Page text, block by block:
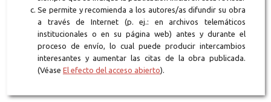
Se permite y recomienda a los autores/as difundir su obra
a través de Internet (p. ej.: en archivos telemáticos
institucionales o en su página web) antes y durante el
proceso de envío, lo cual puede producir intercambios
interesantes y aumentar las citas de la obra publicada.
(Véase El efecto del acceso abierto).